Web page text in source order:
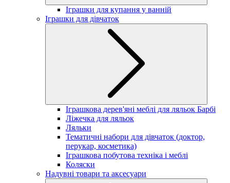
Іграшки для купання у ванній
Іграшки для дівчаток
Іграшкова дерев'яні меблі для ляльок Барбі
Ліжечка для ляльок
Ляльки
Тематичні набори для дівчаток (доктор,
перукар, косметика)
Іграшкова побутова техніка і меблі
Коляски
Надувні товари та аксесуари